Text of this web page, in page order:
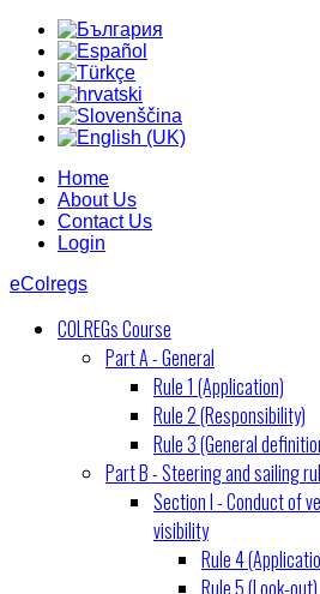
Home
About Us
Contact Us
Login
eColregs
COLREGs Course
Part A - General
Rule 1 (Application)
Rule 2 (Responsibility)
Rule 3 (General
Part B - Steering and sailing
Section I - Conduct of
visibility
Rule 4
Rule 5 (Look-out)